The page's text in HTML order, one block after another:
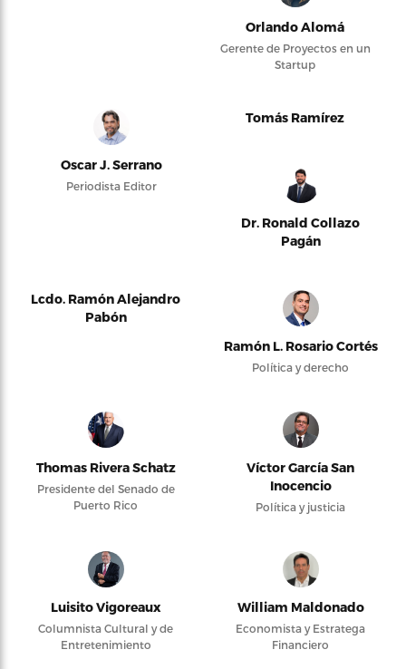
Orlando Alomá
Gerente de Proyectos en un
Startup
Oscar J. Serrano
Periodista Editor
Tomás Ramírez
Dr. Ronald Collazo
Pagán
Lcdo. Ramón Alejandro
Pabón
Ramón L. Rosario Cortés
Política y derecho
Thomas Rivera Schatz
Presidente del Senado de
Puerto Rico
Víctor García San
Inocencio
Política y justicia
Luisito Vigoreaux
Columnista Cultural y de
Entretenimiento
William Maldonado
Economista y Estratega
Financiero